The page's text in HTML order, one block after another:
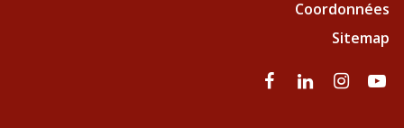
Coordonnées
Sitemap